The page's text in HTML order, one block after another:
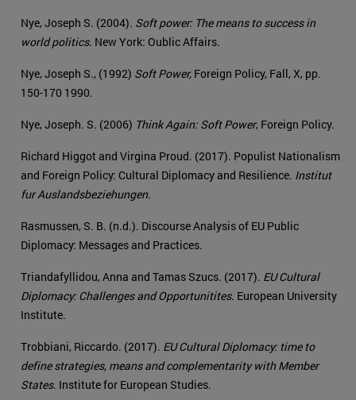
Nye, Joseph S. (2004). Soft power: The means to success in
world politics. New York: Oublic Affairs.
Nye, Joseph S., (1992) Soft Power, Foreign Policy, Fall, X, pp.
150-170 1990.
Nye, Joseph. S. (2006) Think Again: Soft Power, Foreign Policy.
Richard Higgot and Virgina Proud. (2017). Populist Nationalism
and Foreign Policy: Cultural Diplomacy and Resilience. Institut
fur Auslandsbeziehungen.
Rasmussen, S. B. (n.d.). Discourse Analysis of EU Public
Diplomacy: Messages and Practices.
Triandafyllidou, Anna and Tamas Szucs. (2017). EU Cultural
Diplomacy: Challenges and Opportunitites. European University
Institute.
Trobbiani, Riccardo. (2017). EU Cultural Diplomacy: time to
define strategies, means and complementarity with Member
States. Institute for European Studies.